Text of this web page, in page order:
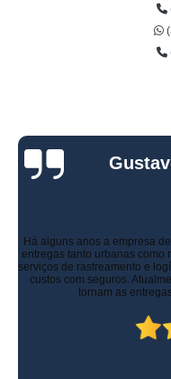
quanto custa rastreador via
rastreador portátil para carros
rastreador via satelite para
rastreador discreto para carros
rastreador de carro portatil
quanto custa rastreador de
quanto custa rastreador
Há alguns anos a empresa
entregas tanto urbanas como
serviços de rastreamento e
custos com seguros.
tornam as